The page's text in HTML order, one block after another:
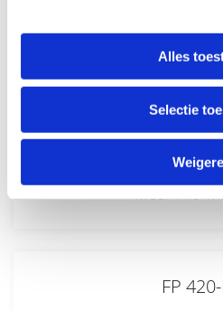
Alles
Selectie
FP